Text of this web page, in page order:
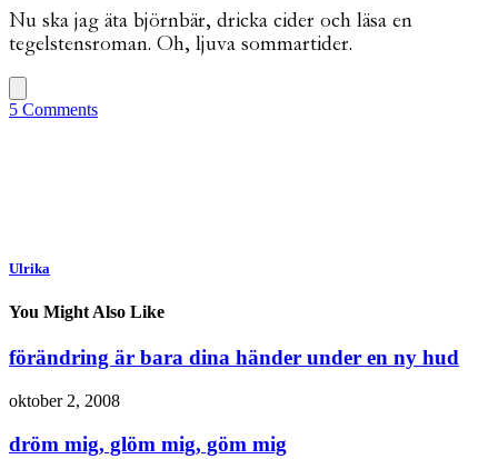
Nu ska jag äta björnbär, dricka cider och läsa en
tegelstensroman. Oh, ljuva sommartider.
5 Comments
Ulrika
You Might Also Like
förändring är bara dina händer under en ny hud
oktober 2, 2008
dröm mig, glöm mig, göm mig